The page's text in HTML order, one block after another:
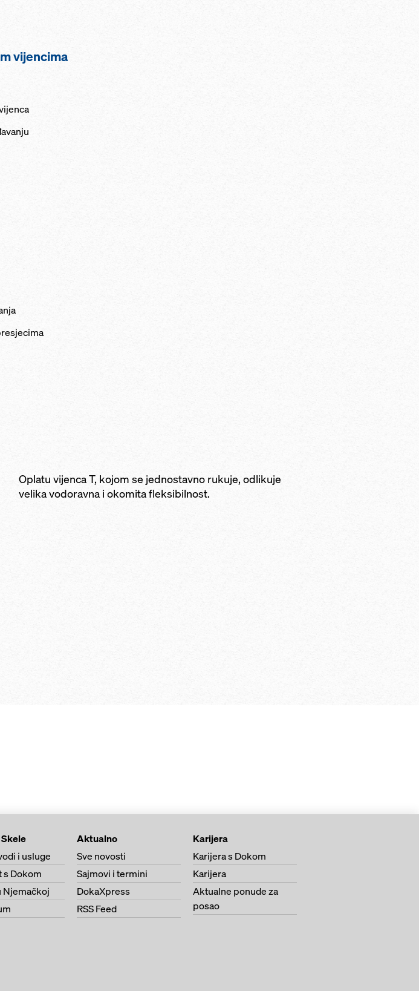
vijencima
Oplatu vijenca T, kojom se jednostavno rukuje, odlikuje
velika vodoravna i okomita fleksibilnost.
i usluge
s Dokom
Njemačkoj
Aktualno
Sve novosti
Sajmovi i termini
DokaXpress
RSS Feed
Karijera
Karijera s Dokom
Karijera
Aktualne ponude za
posao